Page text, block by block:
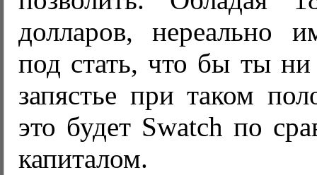
долларов, нереально
под стать, что бы ты
запястье при таком
это будет Swatch по
капиталом.